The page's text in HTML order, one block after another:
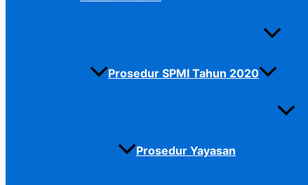
Prosedur SPMI Tahun 2020
Prosedur Yayasan